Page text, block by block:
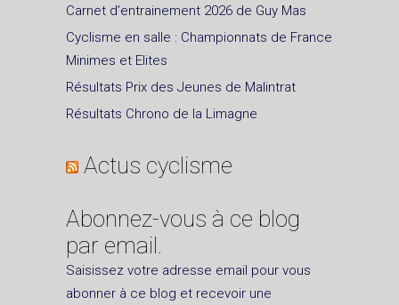
Carnet d’entrainement 2026 de Guy Mas
Cyclisme en salle : Championnats de France
Minimes et Elites
Résultats Prix des Jeunes de Malintrat
Résultats Chrono de la Limagne
Actus cyclisme
Abonnez-vous à ce blog
par email.
Saisissez votre adresse email pour vous
abonner à ce blog et recevoir une